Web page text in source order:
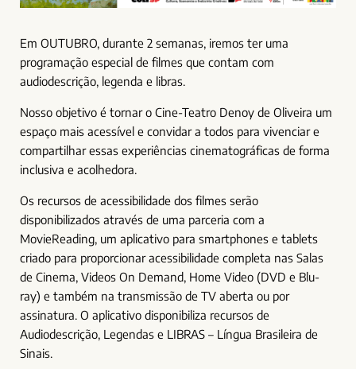
Em OUTUBRO, durante 2 semanas, iremos ter uma
programação especial de filmes que contam com
audiodescrição, legenda e libras.
Nosso objetivo é tornar o Cine-Teatro Denoy de Oliveira um
espaço mais acessível e convidar a todos para vivenciar e
compartilhar essas experiências cinematográficas de forma
inclusiva e acolhedora.
Os recursos de acessibilidade dos filmes serão
disponibilizados através de uma parceria com a
MovieReading, um aplicativo para smartphones e tablets
criado para proporcionar acessibilidade completa nas Salas
de Cinema, Videos On Demand, Home Video (DVD e Blu-
ray) e também na transmissão de TV aberta ou por
assinatura. O aplicativo disponibiliza recursos de
Audiodescrição, Legendas e LIBRAS – Língua Brasileira de
Sinais.